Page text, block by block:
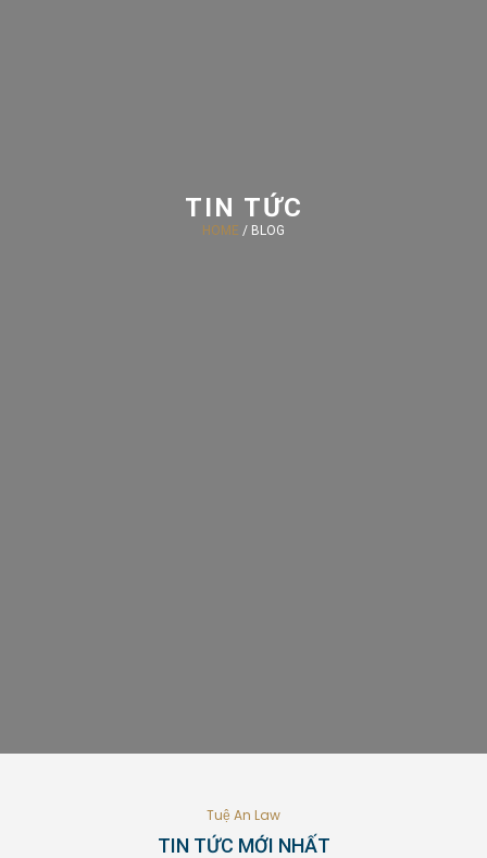
TIN TỨC
HOME / BLOG
Tuệ An Law
TIN TỨC MỚI NHẤT